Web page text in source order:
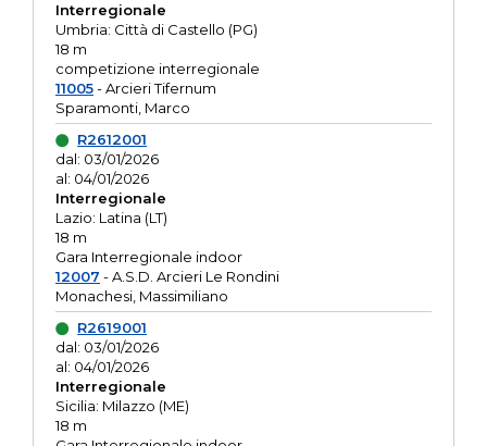
Interregionale
Umbria: Città di Castello (PG)
18 m
competizione interregionale
11005- Arcieri Tifernum
Sparamonti, Marco
R2612001
dal: 03/01/2026
al: 04/01/2026
Interregionale
Lazio: Latina (LT)
18 m
Gara Interregionale indoor
12007 - A.S.D. Arcieri Le Rondini
Monachesi, Massimiliano
R2619001
dal: 03/01/2026
al: 04/01/2026
Interregionale
Sicilia: Milazzo (ME)
18 m